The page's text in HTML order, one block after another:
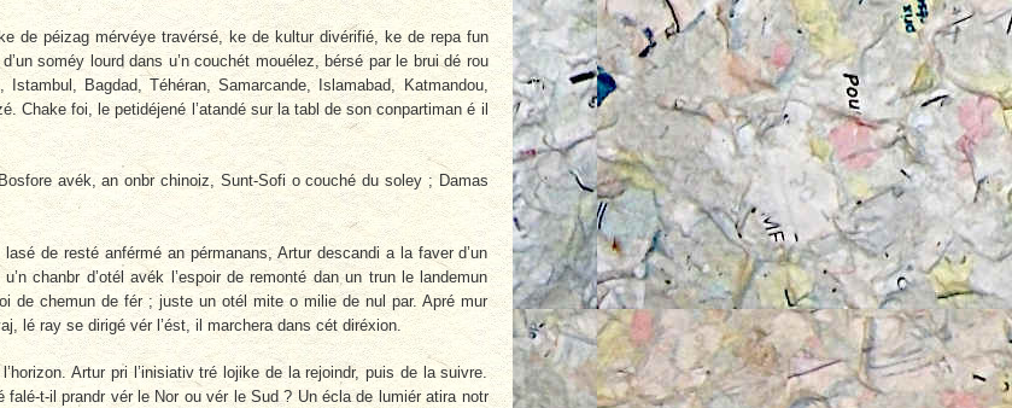
de péizag mérvéye travérsé, ke de kultur divérifié, ke de repa fun
soméy lourd dans u’n couchét mouélez, bérsé par le brui dé rou
Bagdad, Téhéran, Samarcande, Islamabad, Katmandou,
Chake foi, le petidéjené l’atandé sur la tabl de son conpartiman é il
avék, an onbr chinoiz, Sunt-Sofi o couché du soley ; Damas
de resté anférmé an pérmanans, Artur descandi a la faver d’un
chanbr d’otél avék l’espoir de remonté dan un trun le landemun
de chemun de fér ; juste un otél mite o milie de nul par. Apré mur
lé ray se dirigé vér l’ést, il marchera dans cét diréxion.
Artur pri l’inisiativ tré lojike de la rejoindr, puis de la suivre.
t-il prandr vér le Nor ou vér le Sud ? Un écla de lumiér atira notr